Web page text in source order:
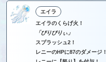
エイラ
エイラのくらげ火！
「びりびりぃ」
スプラッシュ2！
レニーのHPに87のダメージ！